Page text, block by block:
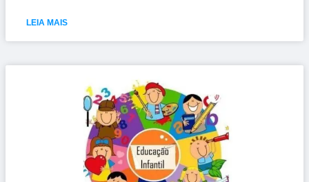
LEIA MAIS